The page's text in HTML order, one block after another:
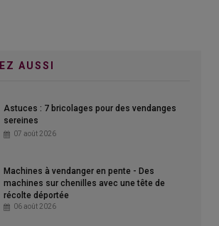
Lovol lance un tracteur spécialisé, le
AUSSI
Astuces : 7 bricolages pour des vendanges
sereines
07 août 2026
Machines à vendanger en pente - Des
machines sur chenilles avec une tête de
récolte déportée
06 août 2026